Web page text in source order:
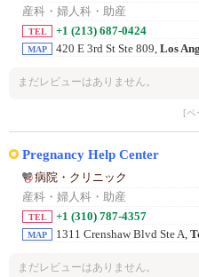
産科・婦人科・助産
TEL +1 (213) 687-0424
MAP 420 E 3rd St Ste 809, Los
まだレビューはありません。
[ペ
Pregnancy Help Center
病院・クリニック
産科・婦人科・助産
TEL +1 (310) 787-4357
MAP 1311 Crenshaw Blvd Ste A,
まだレビューはありません。